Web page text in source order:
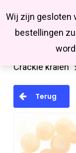
Wij zijn gesloten
bestellingen
main
Crackle kralen
Terug